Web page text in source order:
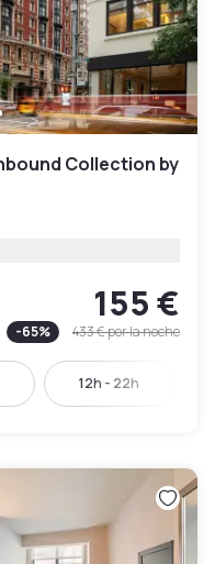
Collection by
155 €
-65% 433 €por la noche
12h - 22h